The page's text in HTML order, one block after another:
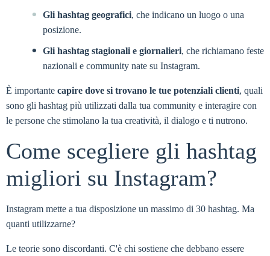
Gli hashtag geografici, che indicano un luogo o una
posizione.
Gli hashtag stagionali e giornalieri, che richiamano feste
nazionali e community nate su Instagram.
È importante capire dove si trovano le tue potenziali clienti, quali
sono gli hashtag più utilizzati dalla tua community e interagire con
le persone che stimolano la tua creatività, il dialogo e ti nutrono.
Come scegliere gli hashtag
migliori su Instagram?
Instagram mette a tua disposizione un massimo di 30 hashtag. Ma
quanti utilizzarne?
Le teorie sono discordanti. C'è chi sostiene che debbano essere